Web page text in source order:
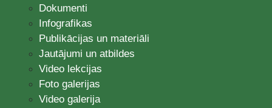
Dokumenti
Infografikas
Publikācijas un materiāli
Jautājumi un atbildes
Video lekcijas
Foto galerijas
Video galerija